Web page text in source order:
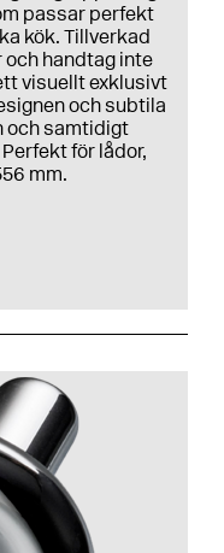
passar perfekt
kök. Tillverkad
och handtag inte
visuellt exklusivt
och subtila
och samtidigt
för lådor,
mm.